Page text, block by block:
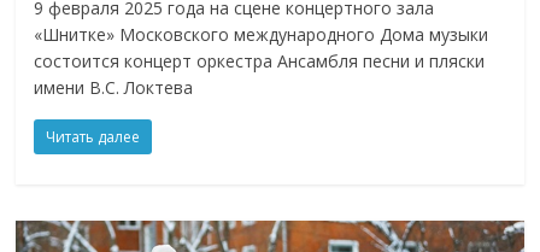
9 февраля 2025 года на сцене концертного зала
«Шнитке» Московского международного Дома музыки
состоится концерт оркестра Ансамбля песни и пляски
имени В.С. Локтева
Читать далее